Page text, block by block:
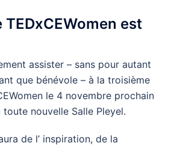
est
assister – sans pour autant
que bénévole – à la troisième
le 4 novembre prochain
nouvelle Salle Pleyel.
de l’ inspiration, de la